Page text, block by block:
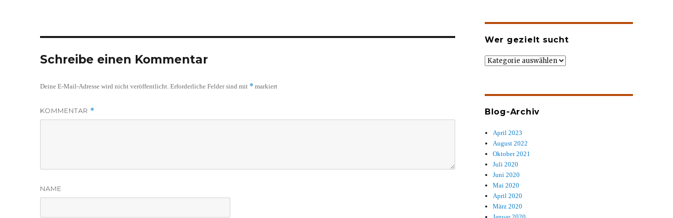
Schreibe einen Kommentar
Deine E-Mail-Adresse wird nicht veröffentlicht. Erforderliche Felder sind mit * markiert
KOMMENTAR *
NAME
Wer gezielt sucht
Wer
Blog-Archiv
April 2023
August 2022
Oktober 2021
Juli 2020
Juni 2020
Mai 2020
April 2020
März 2020